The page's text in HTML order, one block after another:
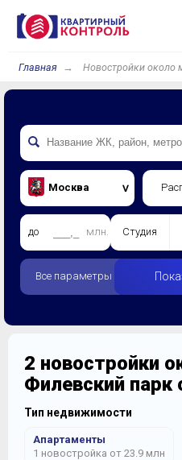
Главная Новостройки около
Москва
до млн. Студия
Все параметры
2 новостройки
Филевский
Тип недвижимости
Апартаменты
1 новостройка от 23.9 млн